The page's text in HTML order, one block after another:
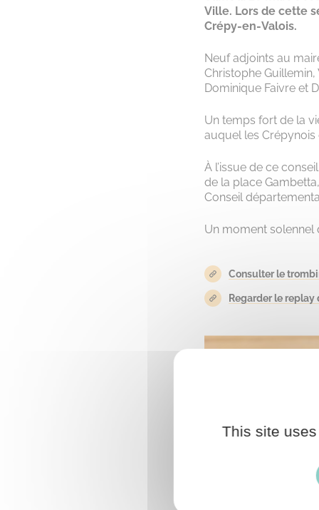
Ville. Lors de cette
Crépy-en-Valois.
Neuf adjoints au
Christophe
Dominique Faivre et
Un temps fort de la
auquel les Crépynois
À l’issue de ce
de la place
Conseil
Un moment solennel
Consulter le
Regarder le
This site